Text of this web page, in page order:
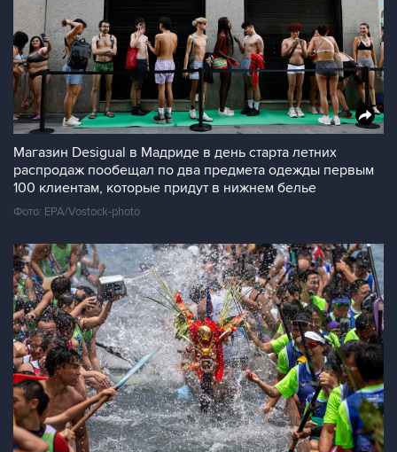
Магазин Desigual в Мадриде в день старта летних
распродаж пообещал по два предмета одежды первым
100 клиентам, которые придут в нижнем белье
Фото: EPA/Vostock-photo